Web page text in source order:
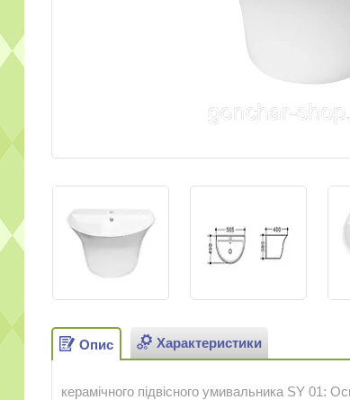
Опис Характеристики
керамічного підвісного умивальника SY 01: